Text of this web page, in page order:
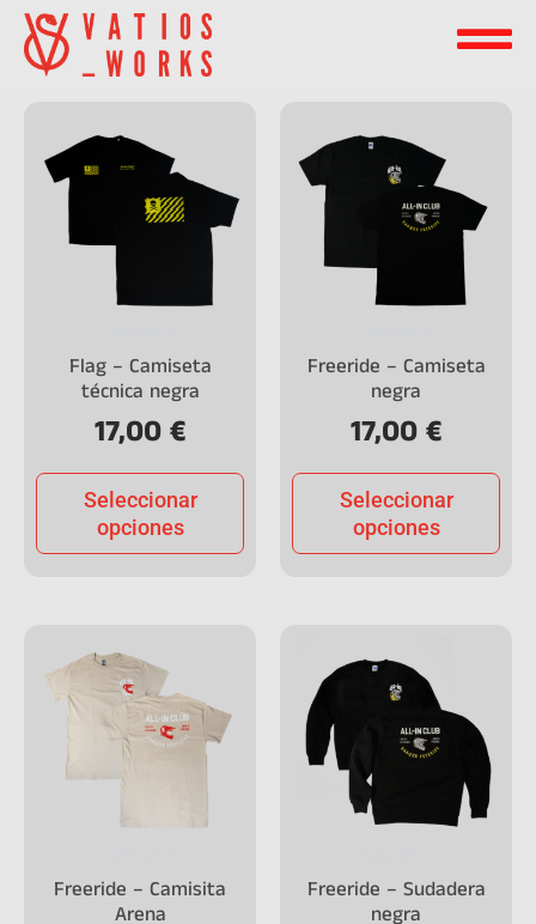
Flag – Camiseta
técnica negra
17,00€
Seleccionar
opciones
Freeride – Camiseta
negra
17,00€
Seleccionar
opciones
Freeride – Camisita
Arena
Freeride – Sudadera
negra